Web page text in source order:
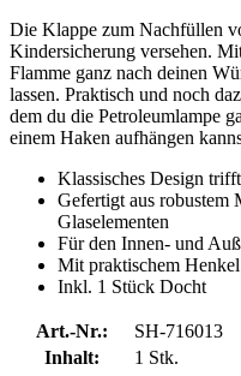
Die Klappe zum Nachfüllen
Kindersicherung versehen.
Flamme ganz nach deinen
lassen. Praktisch und noch
dem du die Petroleumlampe
einem Haken aufhängen
Klassisches Design
Gefertigt aus
Glaselementen
Für den Innen- und
Mit praktischem
Inkl. 1 Stück Docht
Art.-Nr.:
SH-716013
Inhalt:
1 Stk.